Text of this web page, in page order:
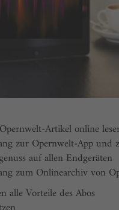
Artikel online
zur Opernwelt-App und
auf allen Endgeräten
zum Onlinearchiv von
alle Vorteile des Abos